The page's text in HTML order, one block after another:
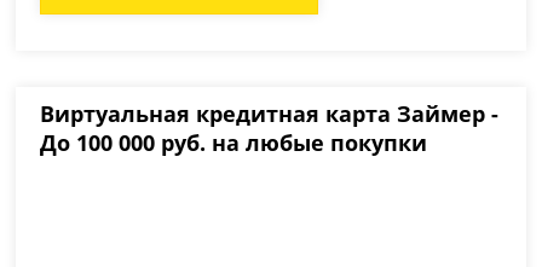
Виртуальная кредитная карта Займер -
До 100 000 руб. на любые покупки